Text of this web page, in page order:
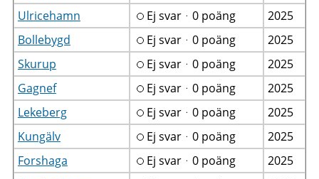
Ulricehamn
Ej svarᆞ0 poäng
2025
Bollebygd
Ej svarᆞ0 poäng
2025
Skurup
Ej svarᆞ0 poäng
2025
Gagnef
Ej svarᆞ0 poäng
2025
Lekeberg
Ej svarᆞ0 poäng
2025
Kungälv
Ej svarᆞ0 poäng
2025
Forshaga
Ej svarᆞ0 poäng
2025